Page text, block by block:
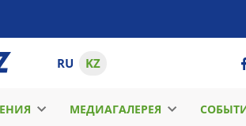
RU KZ
МЕДИАГАЛЕРЕЯ